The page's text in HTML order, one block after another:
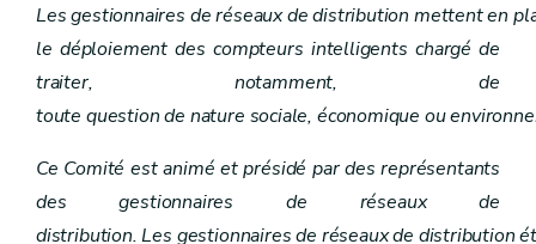
Art. 41
Art. 42
Chapitre XI Commission wallonne pour l'énergie
Art. 43
Art. 44
Art. 45
Art. 47
Art. 48
Art. 49
Les gestionnaires de réseaux de distribution mettent en
le déploiement des compteurs intelligents chargé de
traiter, notamment, de
toute question de nature sociale, économique ou
Ce Comité est animé et présidé par des représentants
des gestionnaires de réseaux de
distribution. Les gestionnaires de réseaux de distribution